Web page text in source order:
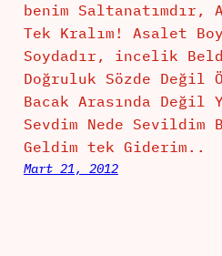
benim Saltanatımdır,
Tek Kralım! Asalet
Soydadır, incelik
Doğruluk Sözde Değil
Bacak Arasında Değil
Sevdim Nede Sevildim
Geldim tek Giderim..
Mart 21, 2012